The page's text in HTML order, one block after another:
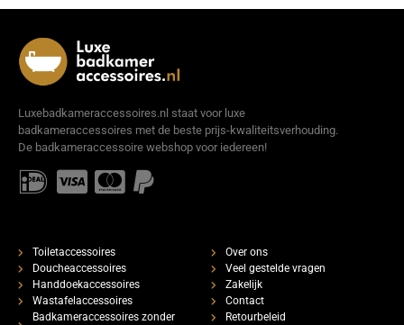
Luxebadkameraccessoires.nl staat voor luxe
badkameraccessoires met de beste prijs-kwaliteitsverhouding.
De badkameraccessoire webshop voor iedereen!
Toiletaccessoires
Doucheaccessoires
Handdoekaccessoires
Wastafelaccessoires
Badkameraccessoires zonder
Over ons
Veel gestelde vragen
Zakelijk
Contact
Retourbeleid